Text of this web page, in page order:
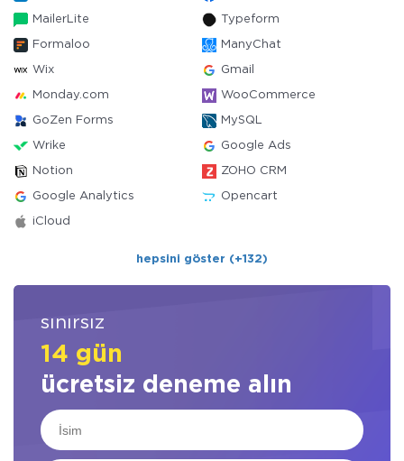
MailerLite Typeform
Formaloo ManyChat
Wix Gmail
Monday.com WooCommerce
GoZen Forms MySQL
Wrike Google Ads
Notion ZOHO CRM
Google Analytics Opencart
iCloud
hepsini göster (+132)
sınırsız
14 gün
ücretsiz deneme alın